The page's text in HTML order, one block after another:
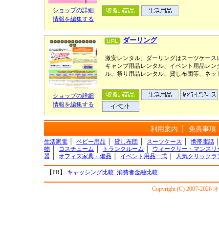
ショップの詳細
情報を編集する
ダーリング
激安レンタル、ダーリングはスーツケー
キャンプ用品レンタル、イベント用品レ
ル、祭り用品レンタル、貸し布団等、ネ
ショップの詳細
情報を編集する
利用案内 免責事項
生活家電 ベビー用品 貸し布団 スーツケース 携帯電話
物
コスチューム トランクルーム
ウィークリー・マンスリ
器
オフィス家具・備品 イベント用品一式 人気クリックラ
【PR】 キャッシング比較 消費者金融比較
Copyright (C) 2007-2026